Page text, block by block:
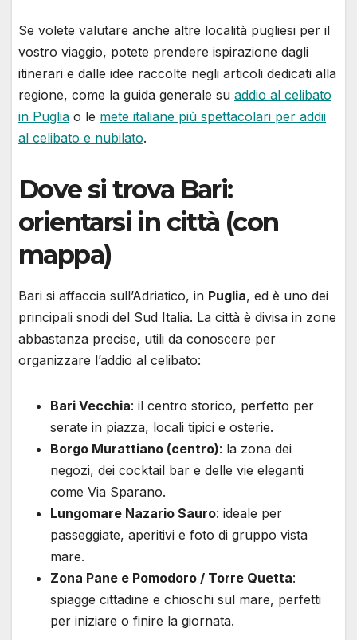
Se volete valutare anche altre località pugliesi per il
vostro viaggio, potete prendere ispirazione dagli
itinerari e dalle idee raccolte negli articoli dedicati alla
regione, come la guida generale su addio al celibato
in Puglia o le mete italiane più spettacolari per addii
al celibato e nubilato.
Dove si trova Bari:
orientarsi in città (con
mappa)
Bari si affaccia sull’Adriatico, in Puglia, ed è uno dei
principali snodi del Sud Italia. La città è divisa in zone
abbastanza precise, utili da conoscere per
organizzare l’addio al celibato:
Bari Vecchia: il centro storico, perfetto per
serate in piazza, locali tipici e osterie.
Borgo Murattiano (centro): la zona dei
negozi, dei cocktail bar e delle vie eleganti
come Via Sparano.
Lungomare Nazario Sauro: ideale per
passeggiate, aperitivi e foto di gruppo vista
mare.
Zona Pane e Pomodoro / Torre Quetta:
spiagge cittadine e chioschi sul mare, perfetti
per iniziare o finire la giornata.